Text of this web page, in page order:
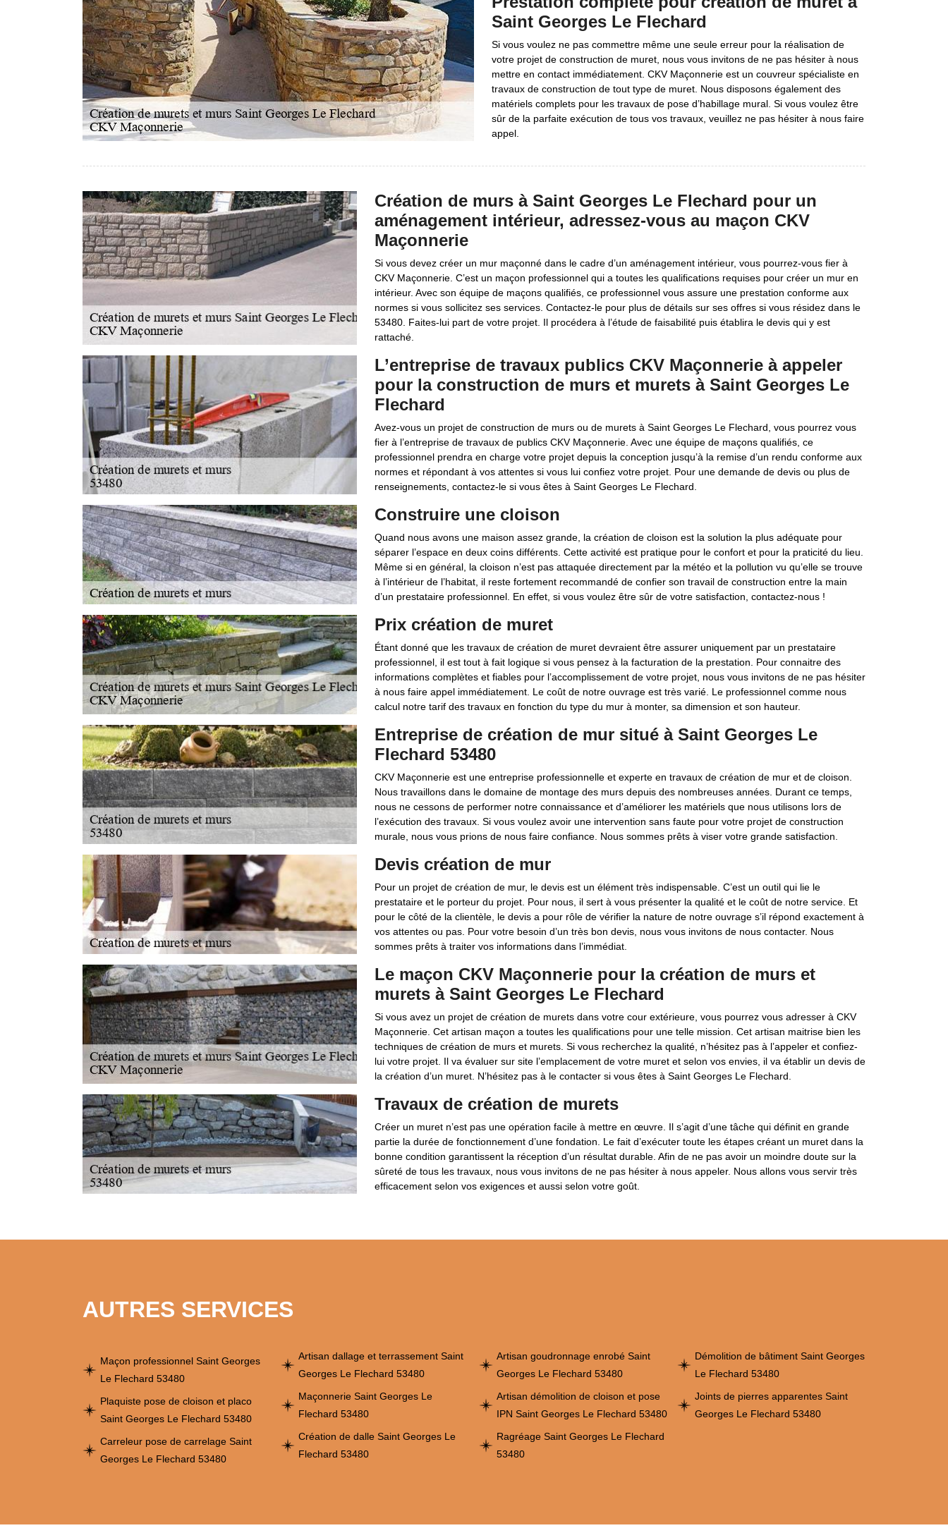
Saint Georges Le Flechard
Si vous voulez ne pas commettre même une seule erreur pour la réalisation de
votre projet de construction de muret, nous vous invitons de ne pas hésiter à nous
mettre en contact immédiatement. CKV Maçonnerie est un couvreur spécialiste en
travaux de construction de tout type de muret. Nous disposons également des
matériels complets pour les travaux de pose d’habillage mural. Si vous voulez être
sûr de la parfaite exécution de tous vos travaux, veuillez ne pas hésiter à nous faire
appel.
Création de murs à Saint Georges Le Flechard pour un
aménagement intérieur, adressez-vous au maçon CKV
Maçonnerie
Si vous devez créer un mur maçonné dans le cadre d’un aménagement intérieur, vous pourrez-vous fier à
CKV Maçonnerie. C’est un maçon professionnel qui a toutes les qualifications requises pour créer un mur en
intérieur. Avec son équipe de maçons qualifiés, ce professionnel vous assure une prestation conforme aux
normes si vous sollicitez ses services. Contactez-le pour plus de détails sur ses offres si vous résidez dans le
53480. Faites-lui part de votre projet. Il procédera à l’étude de faisabilité puis établira le devis qui y est
rattaché.
L’entreprise de travaux publics CKV Maçonnerie à appeler
pour la construction de murs et murets à Saint Georges Le
Flechard
Avez-vous un projet de construction de murs ou de murets à Saint Georges Le Flechard, vous pourrez vous
fier à l’entreprise de travaux de publics CKV Maçonnerie. Avec une équipe de maçons qualifiés, ce
professionnel prendra en charge votre projet depuis la conception jusqu’à la remise d’un rendu conforme aux
normes et répondant à vos attentes si vous lui confiez votre projet. Pour une demande de devis ou plus de
renseignements, contactez-le si vous êtes à Saint Georges Le Flechard.
Construire une cloison
Quand nous avons une maison assez grande, la création de cloison est la solution la plus adéquate pour
séparer l’espace en deux coins différents. Cette activité est pratique pour le confort et pour la praticité du lieu.
Même si en général, la cloison n’est pas attaquée directement par la météo et la pollution vu qu’elle se trouve
à l’intérieur de l’habitat, il reste fortement recommandé de confier son travail de construction entre la main
d’un prestataire professionnel. En effet, si vous voulez être sûr de votre satisfaction, contactez-nous !
Prix création de muret
Étant donné que les travaux de création de muret devraient être assurer uniquement par un prestataire
professionnel, il est tout à fait logique si vous pensez à la facturation de la prestation. Pour connaitre des
informations complètes et fiables pour l’accomplissement de votre projet, nous vous invitons de ne pas hésiter
à nous faire appel immédiatement. Le coût de notre ouvrage est très varié. Le professionnel comme nous
calcul notre tarif des travaux en fonction du type du mur à monter, sa dimension et son hauteur.
Entreprise de création de mur situé à Saint Georges Le
Flechard 53480
CKV Maçonnerie est une entreprise professionnelle et experte en travaux de création de mur et de cloison.
Nous travaillons dans le domaine de montage des murs depuis des nombreuses années. Durant ce temps,
nous ne cessons de performer notre connaissance et d’améliorer les matériels que nous utilisons lors de
l’exécution des travaux. Si vous voulez avoir une intervention sans faute pour votre projet de construction
murale, nous vous prions de nous faire confiance. Nous sommes prêts à viser votre grande satisfaction.
Devis création de mur
Pour un projet de création de mur, le devis est un élément très indispensable. C’est un outil qui lie le
prestataire et le porteur du projet. Pour nous, il sert à vous présenter la qualité et le coût de notre service. Et
pour le côté de la clientèle, le devis a pour rôle de vérifier la nature de notre ouvrage s’il répond exactement à
vos attentes ou pas. Pour votre besoin d’un très bon devis, nous vous invitons de nous contacter. Nous
sommes prêts à traiter vos informations dans l’immédiat.
Le maçon CKV Maçonnerie pour la création de murs et
murets à Saint Georges Le Flechard
Si vous avez un projet de création de murets dans votre cour extérieure, vous pourrez vous adresser à CKV
Maçonnerie. Cet artisan maçon a toutes les qualifications pour une telle mission. Cet artisan maitrise bien les
techniques de création de murs et murets. Si vous recherchez la qualité, n’hésitez pas à l’appeler et confiez-
lui votre projet. Il va évaluer sur site l’emplacement de votre muret et selon vos envies, il va établir un devis de
la création d’un muret. N’hésitez pas à le contacter si vous êtes à Saint Georges Le Flechard.
Travaux de création de murets
Créer un muret n’est pas une opération facile à mettre en œuvre. Il s’agit d’une tâche qui définit en grande
partie la durée de fonctionnement d’une fondation. Le fait d’exécuter toute les étapes créant un muret dans la
bonne condition garantissent la réception d’un résultat durable. Afin de ne pas avoir un moindre doute sur la
sûreté de tous les travaux, nous vous invitons de ne pas hésiter à nous appeler. Nous allons vous servir très
efficacement selon vos exigences et aussi selon votre goût.
AUTRES SERVICES
Maçon professionnel Saint Georges
Le Flechard 53480
Plaquiste pose de cloison et placo
Saint Georges Le Flechard 53480
Carreleur pose de carrelage Saint
Georges Le Flechard 53480
Artisan dallage et terrassement Saint
Georges Le Flechard 53480
Maçonnerie Saint Georges Le
Flechard 53480
Création de dalle Saint Georges Le
Flechard 53480
Artisan goudronnage enrobé Saint
Georges Le Flechard 53480
Artisan démolition de cloison et pose
IPN Saint Georges Le Flechard 53480
Ragréage Saint Georges Le Flechard
53480
Démolition de bâtiment Saint Georges
Le Flechard 53480
Joints de pierres apparentes Saint
Georges Le Flechard 53480